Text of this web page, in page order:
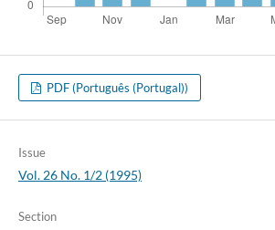
PDF (Português (Portugal))
Issue
Vol. 26 No. 1/2 (1995)
Section